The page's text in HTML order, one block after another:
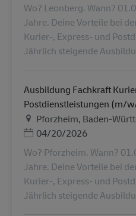
Wo? Leonberg. Wann?
Jahre. Deine Vorteile bei
Kurier-, Express- und
Jährlich steigende
Ausbildung Fachkraft
Postdienstleistungen (m/
Ubicación
Pforzheim, Baden-
Posted Date
04/20/2026
Wo? Pforzheim. Wann?
Jahre. Deine Vorteile bei
Kurier-, Express- und
Jährlich steigende